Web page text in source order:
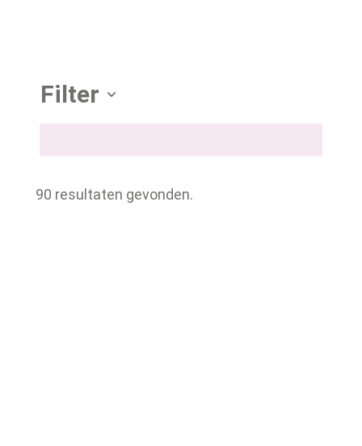
Filter
90 resultaten gevonden.